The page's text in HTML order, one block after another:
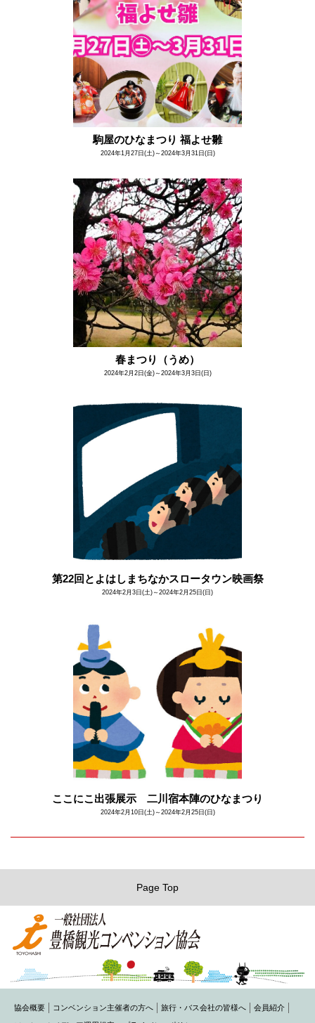
駒屋のひなまつり 福よせ雛
2024年1月27日(土)～2024年3月31日(日)
春まつり（うめ）
2024年2月2日(金)～2024年3月3日(日)
第22回とよはしまちなかスロータウン映画祭
2024年2月3日(土)～2024年2月25日(日)
ここにこ出張展示 二川宿本陣のひなまつり
2024年2月10日(土)～2024年2月25日(日)
Page Top
協会概要 コンベンション主催者の方へ 旅行・バス会社の皆様へ 会員紹介